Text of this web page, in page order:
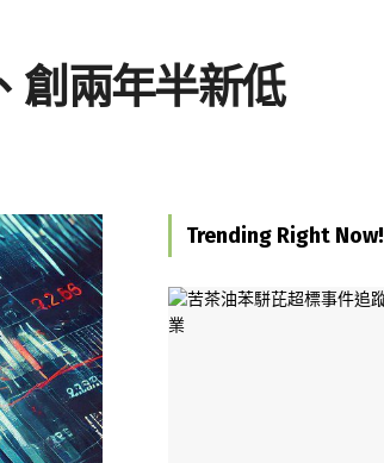
創兩年半新低
Trending Right Now!